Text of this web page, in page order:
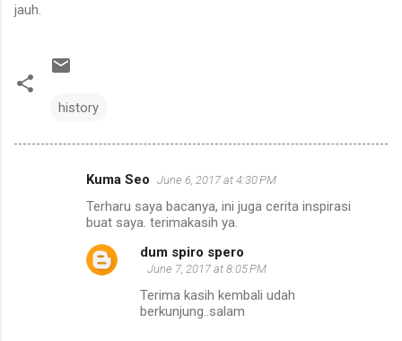
jauh.
history
Kuma Seo June 6, 2017 at 4:30 PM
Terharu saya bacanya, ini juga cerita inspirasi
buat saya. terimakasih ya.
dum spiro spero
June 7, 2017 at 8:05 PM
Terima kasih kembali udah
berkunjung..salam